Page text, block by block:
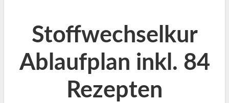
Stoffwechselkur
Ablaufplan inkl. 84
Rezepten